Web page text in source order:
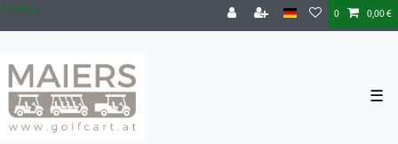
Zum Blog 0 0,00 €
☰